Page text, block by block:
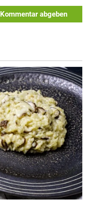
Kommentar abgeben